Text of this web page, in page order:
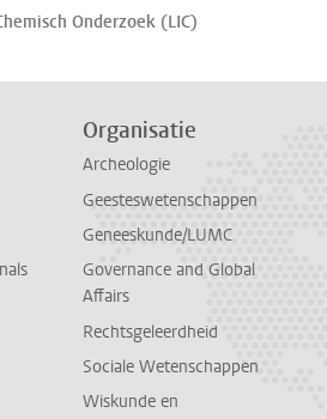
Onderzoek (LIC)
Organisatie
Archeologie
Geesteswetenschappen
Geneeskunde/LUMC
Governance and Global
Affairs
Rechtsgeleerdheid
Sociale Wetenschappen
Wiskunde en